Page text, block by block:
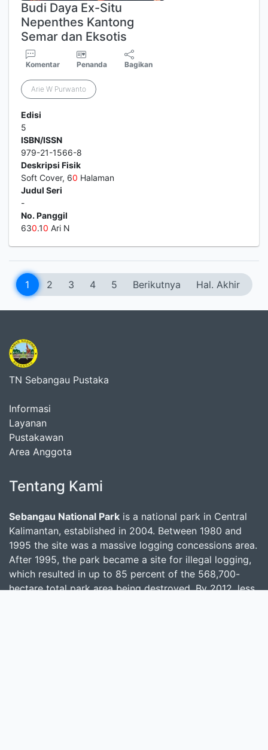
Budi Daya Ex-Situ
Nepenthes Kantong
Semar dan Eksotis
Komentar Penanda Bagikan
Arie W Purwanto
Edisi
5
ISBN/ISSN
979-21-1566-8
Deskripsi Fisik
Soft Cover, 60 Halaman
Judul Seri
-
No. Panggil
630.10 Ari N
1 2 3 4 5 Berikutnya Hal. Akhir
TN Sebangau Pustaka
Informasi
Layanan
Pustakawan
Area Anggota
Tentang Kami
Sebangau National Park is a national park in Central
Kalimantan, established in 2004. Between 1980 and
1995 the site was a massive logging concessions area.
After 1995, the park became a site for illegal logging,
which resulted in up to 85 percent of the 568,700-
hectare total park area being destroyed. By 2012, less